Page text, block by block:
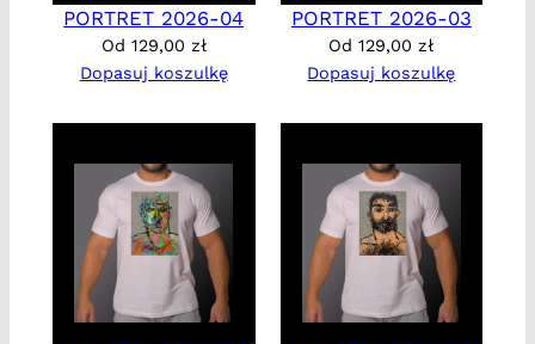
PORTRET 2026-04
Od 129,00 zł
Dopasuj koszulkę
PORTRET 2026-03
Od129,00zł
Dopasuj koszulkę